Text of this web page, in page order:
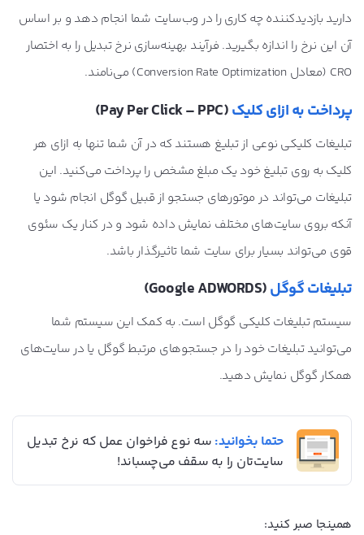
دارید بازدیدکننده چه کاری را در وب‌سایت شما انجام دهد و بر اساس
آن این نرخ را اندازه بگیرید. فرآیند بهینه‌سازی نرخ تبدیل را به اختصار
CRO (معادل Conversion Rate Optimization) می‌نامند.
پرداخت به ازای کلیک(Pay Per Click – PPC)
تبلیغات کلیکی نوعی از تبلیغ هستند که در آن شما تنها به ازای هر
کلیک به روی تبلیغ خود یک مبلغ مشخص را پرداخت می‌کنید. این
تبلیغات می‌تواند در موتورهای جستجو از قبیل گوگل انجام شود یا
آنکه بروی سایت‌های مختلف نمایش داده شود و در کنار یک سئوی
قوی می‌تواند بسیار برای سایت شما تاثیرگذار باشد.
تبلیغات گوگل(Google ADWORDS)
سیستم تبلیغات کلیکی گوگل است. به کمک این سیستم شما
می‌توانید تبلیغات خود را در جستجوهای مرتبط گوگل یا در سایت‌های
همکار گوگل نمایش دهید.
حتما بخوانید: سه نوع فراخوان عمل که نرخ تبدیل
سایت‌تان را به سقف می‌چسباند!
همینجا صبر کنید: